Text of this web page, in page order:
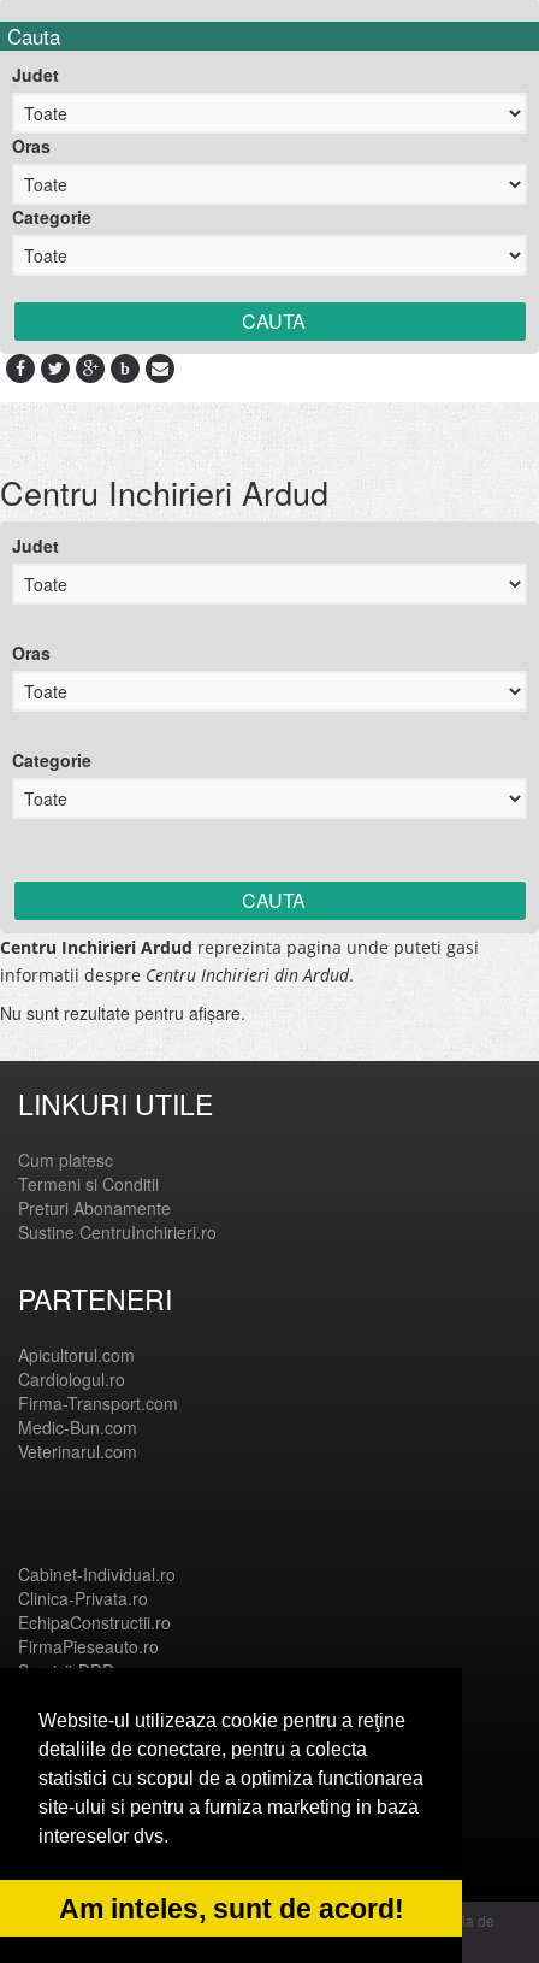
Website-ul utilizeaza cookie pentru a reţine
detaliile de conectare, pentru a colecta
statistici cu scopul de a optimiza functionarea
site-ului si pentru a furniza marketing in baza
intereselor dvs.
Am inteles, sunt de acord!
Cauta
Judet
Oras
Categorie
b
Centru Inchirieri Ardud
Judet
Oras
Categorie
Centru Inchirieri Ardud reprezinta pagina unde puteti gasi
informatii despre Centru Inchirieri din Ardud.
Nu sunt rezultate pentru afişare.
LINKURI UTILE
Cum platesc
Termeni si Conditii
Preturi Abonamente
Sustine CentruInchirieri.ro
PARTENERI
Apicultorul.com
Cardiologul.ro
Firma-Transport.com
Medic-Bun.com
Veterinarul.com
Cabinet-Individual.ro
Clinica-Privata.ro
EchipaConstructii.ro
FirmaPieseauto.ro
Servicii-DDD.com
Birouri-Cadastru.ro
CramaVinuri.ro
FirmaTractariAuto.ro
© 2014 Powered by OdinMedia | este inscrisa la Autoritatea Nationala de